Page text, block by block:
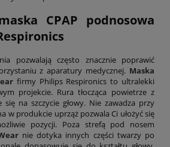
CPAP podnosowa
pozwalają często znacznie poprawić
z aparatury medycznej. Maska
firmy Philips Respironics to ultralekki
projekcie. Rura tłocząca powietrze z
się na szczycie głowy. Nie zawadza przy
w produkcie uprząż pozwala Ci ułożyć się
pozycji. Poza strefą pod nosem
nie dotyka innych części twarzy po